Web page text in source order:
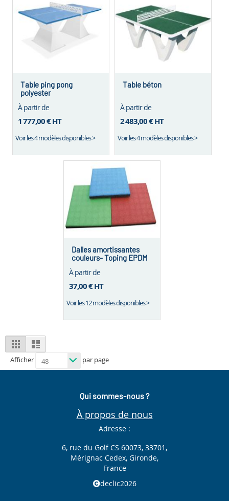
Table ping pong
polyester
À partir de
1 777,00 €HT
Voir les 4 modèles disponibles >
Table béton
À partir de
2 483,00 €HT
Voir les 4 modèles disponibles >
Dalles amortissantes
couleurs- Toping EPDM
À partir de
37,00 €HT
Voir les 12 modèles disponibles >
View
as
Grid List
Afficher par page
Qui sommes-nous ?
À propos de nous
Adresse :
6, rue du Golf CS 60073, 33701,
Mérignac Cedex, Gironde,
France
declic2026